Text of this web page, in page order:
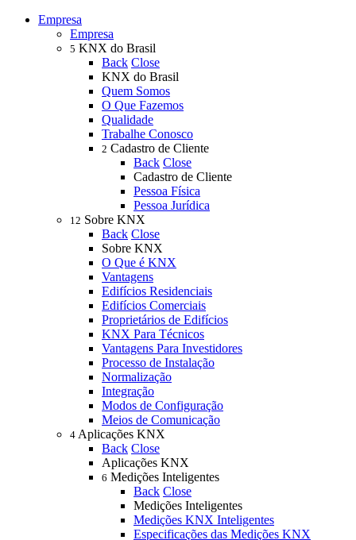
Empresa
Empresa
5 KNX do Brasil
Back Close
KNX do Brasil
Quem Somos
O Que Fazemos
Qualidade
Trabalhe Conosco
2 Cadastro de Cliente
Back Close
Cadastro de Cliente
Pessoa Física
Pessoa Jurídica
12 Sobre KNX
Back Close
Sobre KNX
O Que é KNX
Vantagens
Edifícios Residenciais
Edifícios Comerciais
Proprietários de Edifícios
KNX Para Técnicos
Vantagens Para Investidores
Processo de Instalação
Normalização
Integração
Modos de Configuração
Meios de Comunicação
4 Aplicações KNX
Back Close
Aplicações KNX
6 Medições Inteligentes
Back Close
Medições Inteligentes
Medições KNX Inteligentes
Especificações das Medições KNX